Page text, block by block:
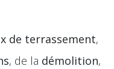
de terrassement,
, de la démolition,